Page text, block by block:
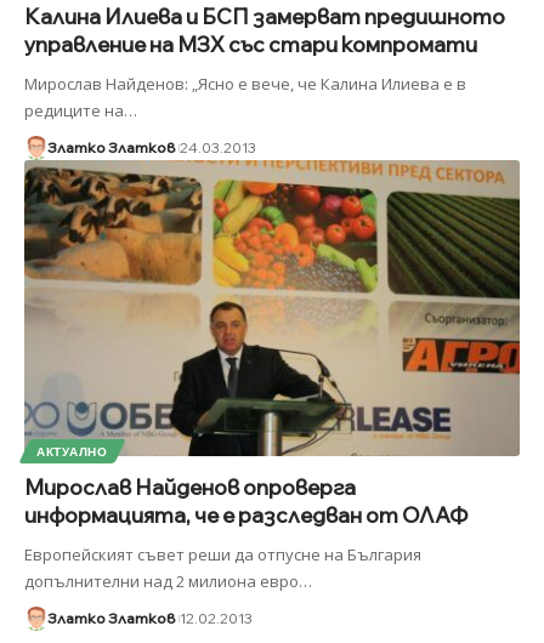
Калина Илиева и БСП замерват предишното
управление на МЗХ със стари компромати
Мирослав Найденов: „Ясно е вече, че Калина Илиева е в
редиците на…
Златко Златков 24.03.2013
АКТУАЛНО
Мирослав Найденов опроверга
информацията, че е разследван от ОЛАФ
Европейският съвет реши да отпусне на България
допълнителни над 2 милиона евро…
Златко Златков 12.02.2013